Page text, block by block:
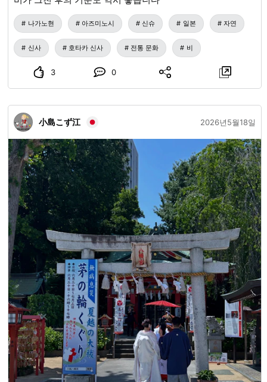
나가노현 아즈미노시 신슈 일본 자연
신사 호타카 신사 전통 문화 비
3 0
小島こず江 2026년5월18일